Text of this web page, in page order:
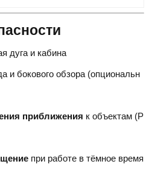
дуга и кабина
и бокового обзора (опциональн
приближения к объектам (P
при работе в тёмное время